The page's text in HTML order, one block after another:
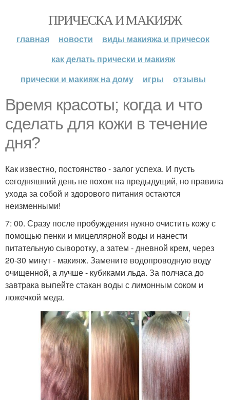
ПРИЧЕСКА И МАКИЯЖ
главная новости
виды макияжа и причесок
как делать прически и макияж
прически и макияж на дому
игры отзывы
Время красоты; когда и что
сделать для кожи в течение
дня?
Как известно, постоянство - залог успеха. И пусть
сегодняшний день не похож на предыдущий, но правила
ухода за собой и здорового питания остаются
неизменными!
7: 00. Сразу после пробуждения нужно очистить кожу с
помощью пенки и мицеллярной воды и нанести
питательную сыворотку, а затем - дневной крем, через
20-30 минут - макияж. Замените водопроводную воду
очищенной, а лучше - кубиками льда. За полчаса до
завтрака выпейте стакан воды с лимонным соком и
ложечкой меда.